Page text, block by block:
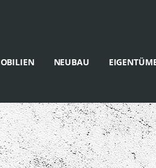
NEUBAU